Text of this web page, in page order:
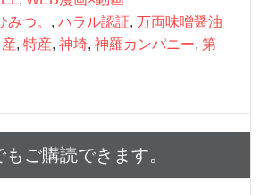
みつ。 , ハラル認証, 万両味噌醤油
, 特産, 神埼, 神羅カンパニー, 第
もご購読できます。